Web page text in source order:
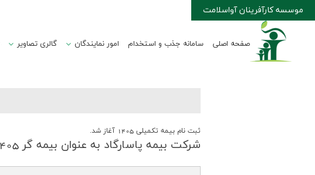
موسسه کارآفرینان آواسلامت
صفحه اصلی سامانه جذب و استخدام امور نمایندگان گالری تصاویر
ثبت نام بیمه تكمیلی 1405 آغاز شد.
شركت بیمه پاسارگاد به عنوان بیمه گر 1405 انتخاب شد.